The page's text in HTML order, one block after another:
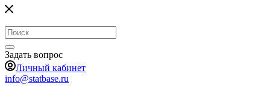
Задать вопрос
Личный кабинет
info@statbase.ru